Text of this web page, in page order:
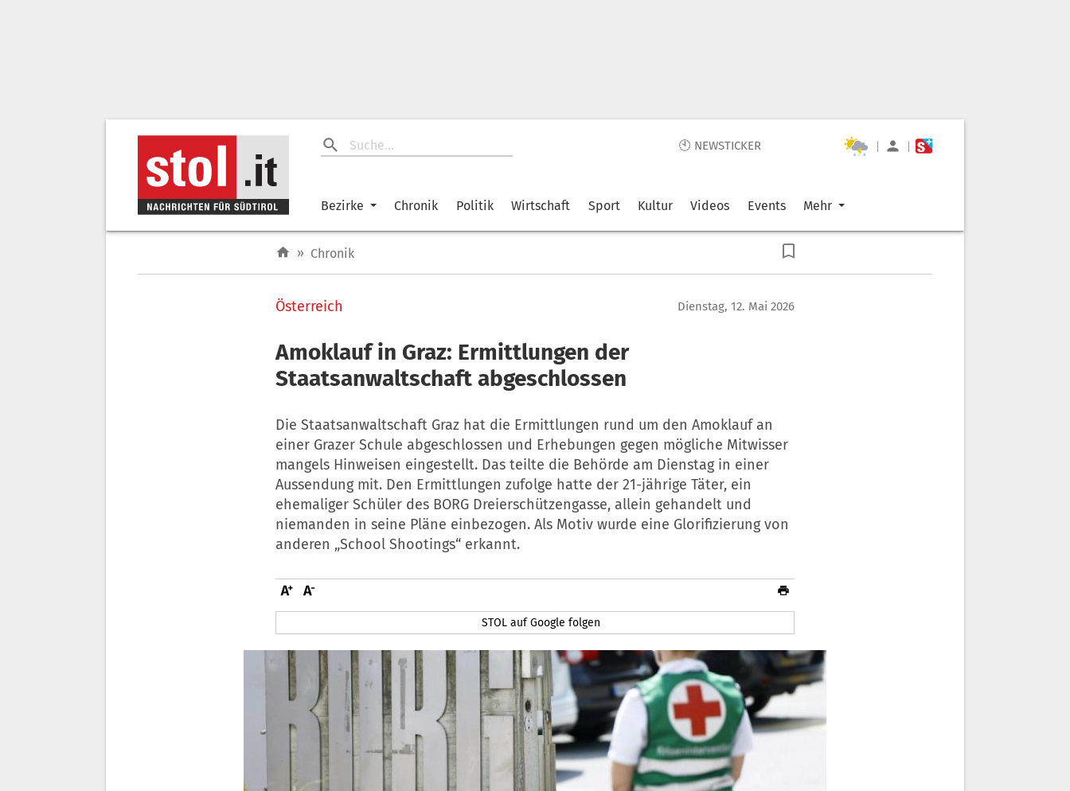
🕙 NEWSTICKER | |
Bezirke Chronik Politik Wirtschaft Sport Kultur Videos Events Mehr
» Chronik
Österreich Dienstag, 12. Mai 2026
Amoklauf in Graz: Ermittlungen der
Staatsanwaltschaft abgeschlossen
Die Staatsanwaltschaft Graz hat die Ermittlungen rund um den Amoklauf an
einer Grazer Schule abgeschlossen und Erhebungen gegen mögliche Mitwisser
mangels Hinweisen eingestellt. Das teilte die Behörde am Dienstag in einer
Aussendung mit. Den Ermittlungen zufolge hatte der 21-jährige Täter, ein
ehemaliger Schüler des BORG Dreierschützengasse, allein gehandelt und
niemanden in seine Pläne einbezogen. Als Motiv wurde eine Glorifizierung von
anderen „School Shootings“ erkannt.
STOL auf Google folgen